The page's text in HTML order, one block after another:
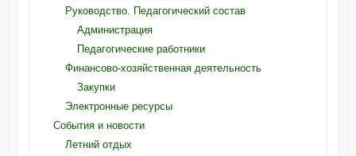
Руководство. Педагогический состав
Администрация
Педагогические работники
Финансово-хозяйственная деятельность
Закупки
Электронные ресурсы
События и новости
Летний отдых